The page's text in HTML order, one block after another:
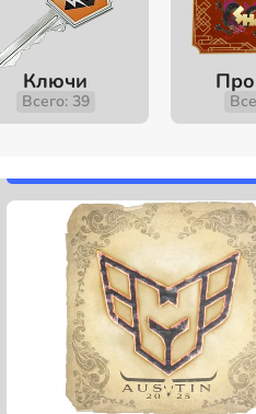
Ключи
Всего: 39